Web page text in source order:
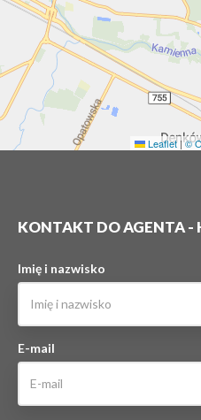
Leaflet | ©
KONTAKT DO AGENTA -
Imię i nazwisko
E-mail